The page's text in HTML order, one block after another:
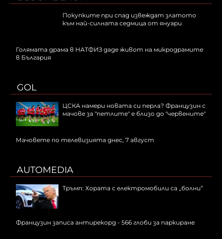
Покупките при спад извеждат златото
към най-силната седмица от януари
Голямата драма в НАТФИЗ даде живот на микродрамите
в България
GOL
ЦСКА намери новата си перла? Французин с
мачове за "петлите" е близо до "червените"
Мачовете по телевизията днес, 7 август
AUTOMEDIA
Тръмп: Хората с електромобили са „болни“
Французин записа антирекорд - 566 глоби за паркиране